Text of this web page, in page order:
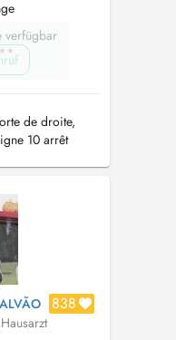
verfügbar
de droite,
10 arrêt
838
Hausarzt